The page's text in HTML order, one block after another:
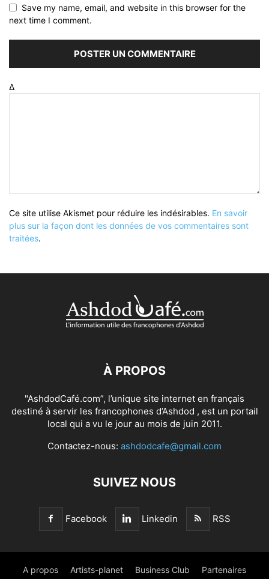
Save my name, email, and website in this browser for the
next time I comment.
Δ
Ce site utilise Akismet pour réduire les indésirables. En savoir
plus sur la façon dont les données de vos commentaires sont
traitées.
À PROPOS
"AshdodCafé.com”, l’unique site internet en français
destiné à servir les francophones d’Ashdod , est un portail
local qui a vu le jour au mois de juin 2011.
Contactez-nous: ashdodcafe@gmail.com
SUIVEZ NOUS
Facebook Linkedin RSS
A propos Artists-planet Business Club Partenaires